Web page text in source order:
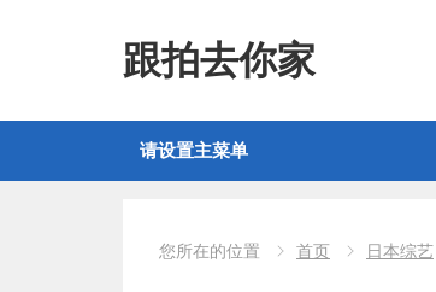
跟拍去你家
请设置主菜单
您所在的位置 首页 日本综艺